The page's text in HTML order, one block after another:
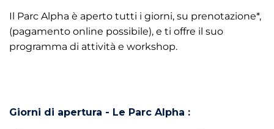
Il Parc Alpha è aperto tutti i giorni, su prenotazione*,
(pagamento online possibile), e ti offre il suo
programma di attività e workshop.
Giorni di apertura - Le Parc Alpha :